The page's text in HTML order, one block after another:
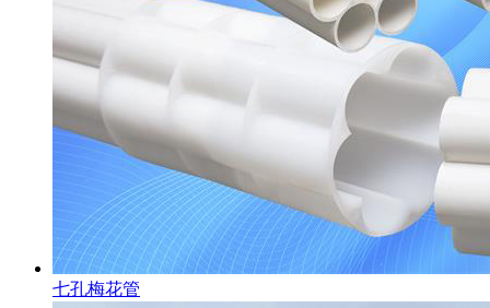
七孔梅花管